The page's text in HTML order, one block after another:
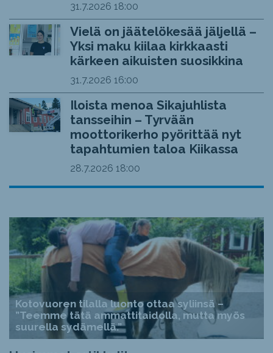
31.7.2026 18:00
Vielä on jäätelökesää jäljellä –
Yksi maku kiilaa kirkkaasti
kärkeen aikuisten suosikkina
31.7.2026 16:00
Iloista menoa Sikajuhlista
tansseihin – Tyrvään
moottorikerho pyörittää nyt
tapahtumien taloa Kiikassa
28.7.2026 18:00
Kotovuoren tilalla luonto ottaa syliinsä –
”Teemme tätä ammattitaidolla, mutta myös
suurella sydämellä.”